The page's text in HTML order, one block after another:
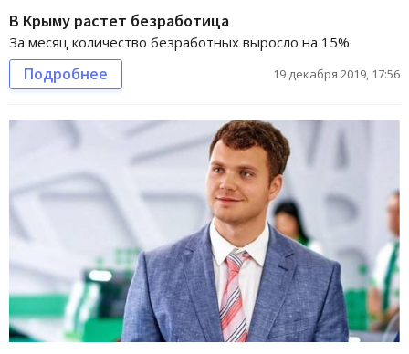
В Крыму растет безработица
За месяц количество безработных выросло на 15%
Подробнее 19 декабря 2019, 17:56